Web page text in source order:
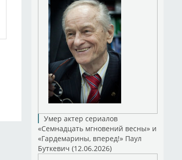
Умер актер сериалов
«Семнадцать мгновений весны» и
«Гардемарины, вперед!» Паул
Буткевич (12.06.2026)